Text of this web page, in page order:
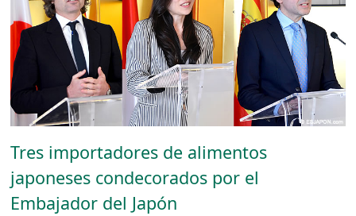
Tres importadores de alimentos
japoneses condecorados por el
Embajador del Japón